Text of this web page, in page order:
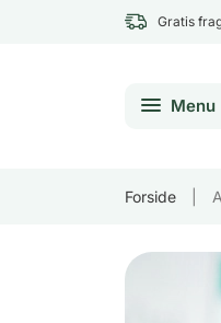
Gratis
Menu
Forside